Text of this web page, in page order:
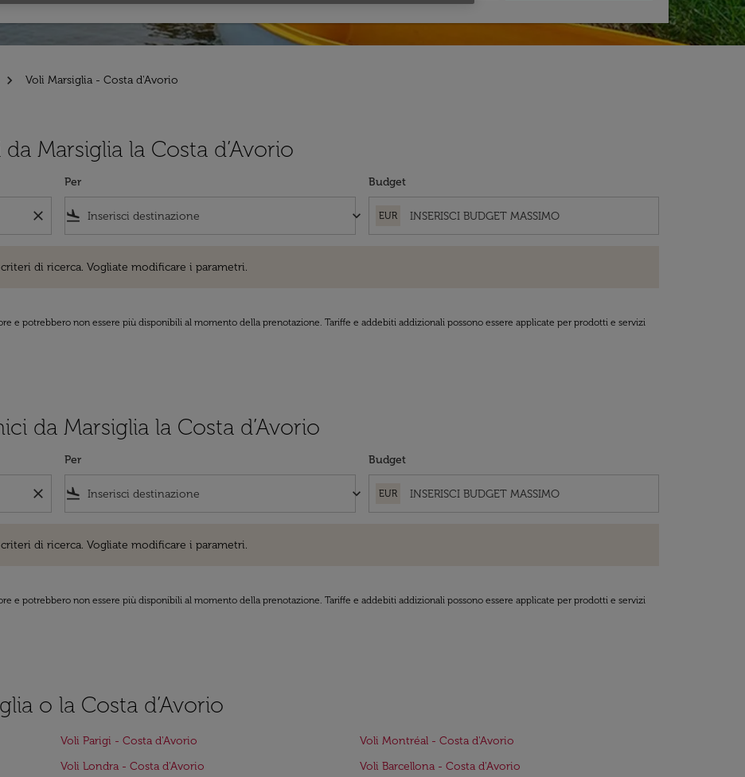
Voli Marsiglia - Costa d'Avorio
Marsiglia la Costa d’Avorio
close
Per
flight_land keyboard_arrow_down
Budget
EUR
di ricerca. Vogliate modificare i parametri.
e potrebbero non essere più disponibili al momento della prenotazione. Tariffe e addebiti addizionali possono essere applicate per prodotti e servizi
da Marsiglia la Costa d’Avorio
close
Per
flight_land keyboard_arrow_down
Budget
EUR
di ricerca. Vogliate modificare i parametri.
e potrebbero non essere più disponibili al momento della prenotazione. Tariffe e addebiti addizionali possono essere applicate per prodotti e servizi
o la Costa d’Avorio
Voli Parigi - Costa d'Avorio
Voli Montréal - Costa d'Avorio
Voli Londra - Costa d'Avorio
Voli Barcellona - Costa d'Avorio